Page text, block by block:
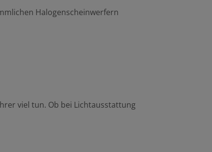
Halogenscheinwerfern
viel tun. Ob bei Lichtausstattung